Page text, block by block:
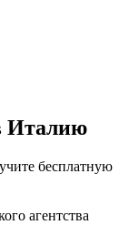
Италию
бесплатную
агентства